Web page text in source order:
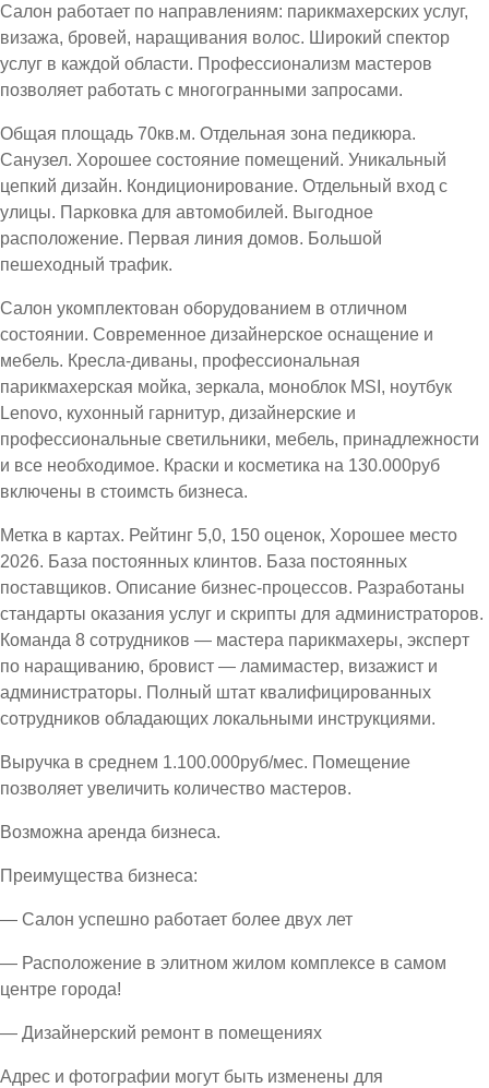
Салон работает по направлениям: парикмахерских услуг,
визажа, бровей, наращивания волос. Широкий спектор
услуг в каждой области. Профессионализм мастеров
позволяет работать с многогранными запросами.
Общая площадь 70кв.м. Отдельная зона педикюра.
Санузел. Хорошее состояние помещений. Уникальный
цепкий дизайн. Кондиционирование. Отдельный вход с
улицы. Парковка для автомобилей. Выгодное
расположение. Первая линия домов. Большой
пешеходный трафик.
Салон укомплектован оборудованием в отличном
состоянии. Современное дизайнерское оснащение и
мебель. Кресла-диваны, профессиональная
парикмахерская мойка, зеркала, моноблок MSI, ноутбук
Lenovo, кухонный гарнитур, дизайнерские и
профессиональные светильники, мебель, принадлежности
и все необходимое. Краски и косметика на 130.000руб
включены в стоимсть бизнеса.
Метка в картах. Рейтинг 5,0, 150 оценок, Хорошее место
2026. База постоянных клинтов. База постоянных
поставщиков. Описание бизнес-процессов. Разработаны
стандарты оказания услуг и скрипты для администраторов.
Команда 8 сотрудников — мастера парикмахеры, эксперт
по наращиванию, бровист — ламимастер, визажист и
администраторы. Полный штат квалифицированных
сотрудников обладающих локальными инструкциями.
Выручка в среднем 1.100.000руб/мес. Помещение
позволяет увеличить количество мастеров.
Возможна аренда бизнеса.
Преимущества бизнеса:
— Салон успешно работает более двух лет
— Расположение в элитном жилом комплексе в самом
центре города!
— Дизайнерский ремонт в помещениях
Адрес и фотографии могут быть изменены для